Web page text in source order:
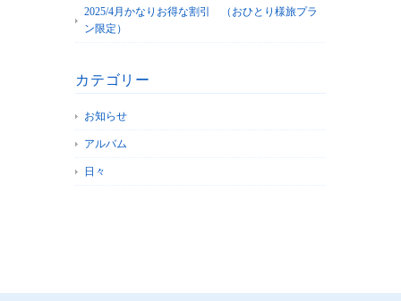
2025/4月かなりお得な割引 （おひとり様旅プラ
ン限定）
カテゴリー
お知らせ
アルバム
日々